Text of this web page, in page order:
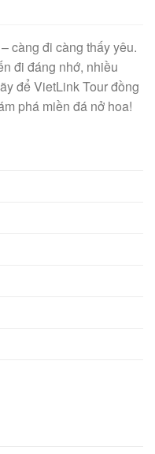
càng đi càng thấy yêu.
đi đáng nhớ, nhiều
để VietLink Tour đồng
phá miền đá nở hoa!